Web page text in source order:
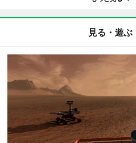
見る・遊ぶ